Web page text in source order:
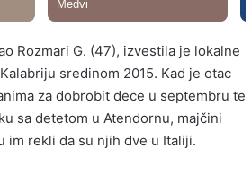
Rozmari G. (47), izvestila je lokalne
sredinom 2015. Kad je otac
za dobrobit dece u septembru te
sa detetom u Atendornu, majčini
im rekli da su njih dve u Italiji.